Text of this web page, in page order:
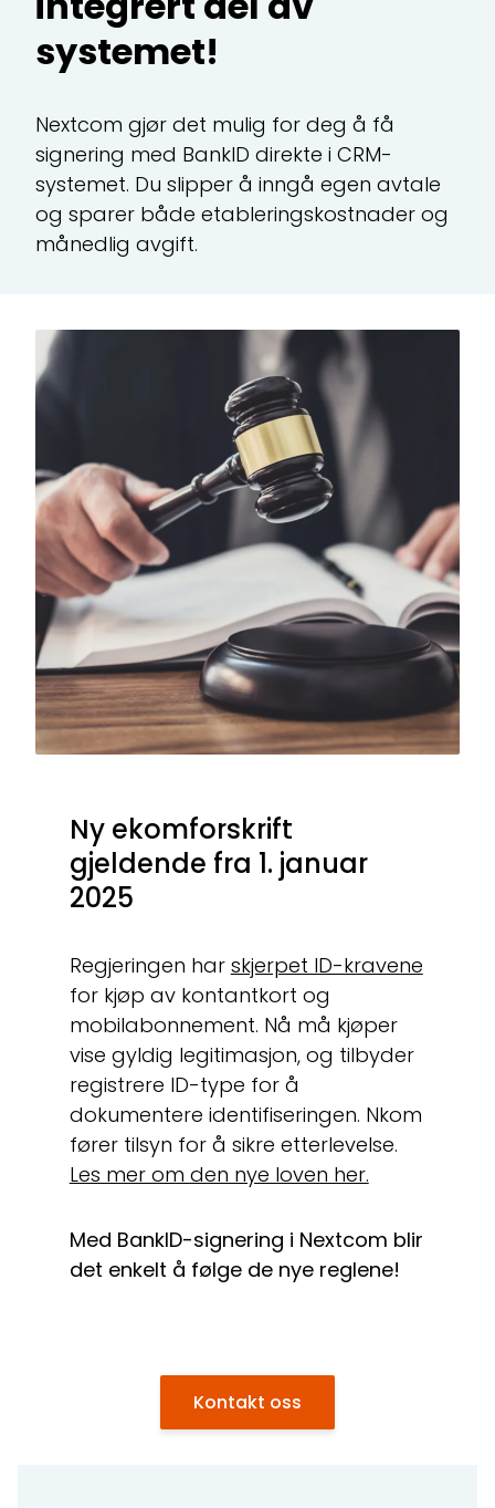
systemet!
Nextcom gjør det mulig for deg å få
signering med BankID direkte i CRM-
systemet. Du slipper å inngå egen avtale
og sparer både etableringskostnader og
månedlig avgift.
Ny ekomforskrift
gjeldende fra 1. januar
2025
Regjeringen har skjerpet ID-kravene
for kjøp av kontantkort og
mobilabonnement. Nå må kjøper
vise gyldig legitimasjon, og tilbyder
registrere ID-type for å
dokumentere identifiseringen. Nkom
fører tilsyn for å sikre etterlevelse.
Les mer om den nye loven her.
Med BankID-signering i Nextcom blir
det enkelt å følge de nye reglene!
Kontakt oss